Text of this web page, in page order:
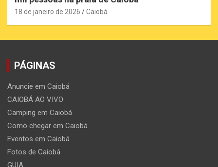
18 de janeiro de 2026 Caiobá
PÁGINAS
Anuncie em Caiobá
CAIOBÁ AO VIVO
Camping em Caiobá
Como chegar em Caiobá
Eventos em Caiobá
Fotos de Caiobá
GUIA